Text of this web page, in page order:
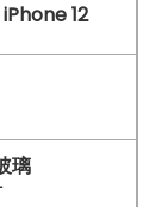
iPhone 12
璃